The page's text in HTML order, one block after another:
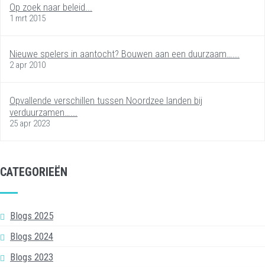
Op zoek naar beleid...
1 mrt 2015
Nieuwe spelers in aantocht? Bouwen aan een duurzaam…...
2 apr 2010
Opvallende verschillen tussen Noordzee landen bij
verduurzamen…...
25 apr 2023
CATEGORIEËN
Blogs 2025
Blogs 2024
Blogs 2023